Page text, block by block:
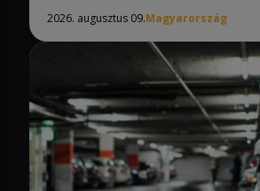
2026. augusztus 09.Magyarország